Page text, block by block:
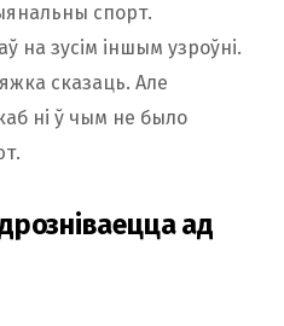
спорт.
на зусім іншым узроўні.
сказаць. Але
ні ў чым не было
ад